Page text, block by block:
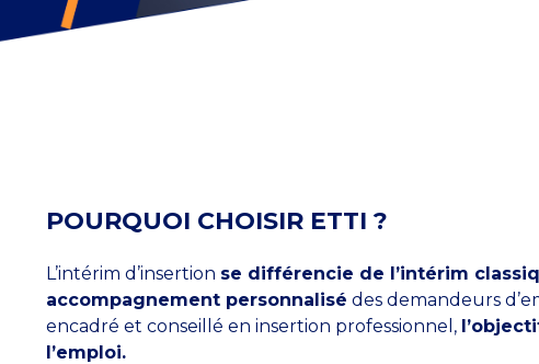
POURQUOI CHOISIR ETTI ?
L’intérim d’insertion se différencie de l’intérim
accompagnement personnalisé des demandeurs
encadré et conseillé en insertion professionnel,
l’emploi.